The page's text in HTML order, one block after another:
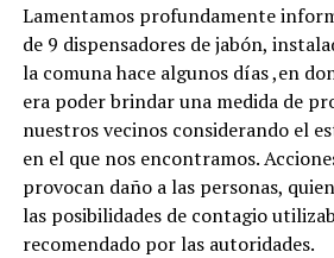
Lamentamos profundamente
de 9 dispensadores de jabón,
la comuna hace algunos días ,en
era poder brindar una medida de
nuestros vecinos considerando el
en el que nos encontramos.
provocan daño a las personas,
las posibilidades de contagio
recomendado por las autoridades.